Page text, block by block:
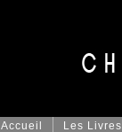
Accueil Les Livres